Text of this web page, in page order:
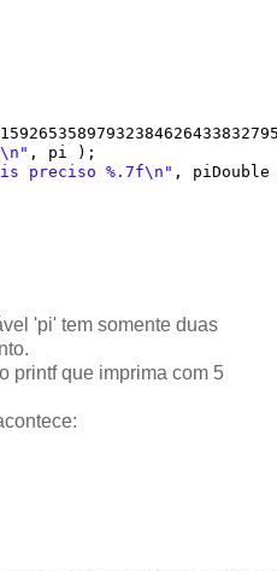
\n " , pi );
preciso %.7f\n " ,
'pi' tem somente duas
printf que imprima com 5